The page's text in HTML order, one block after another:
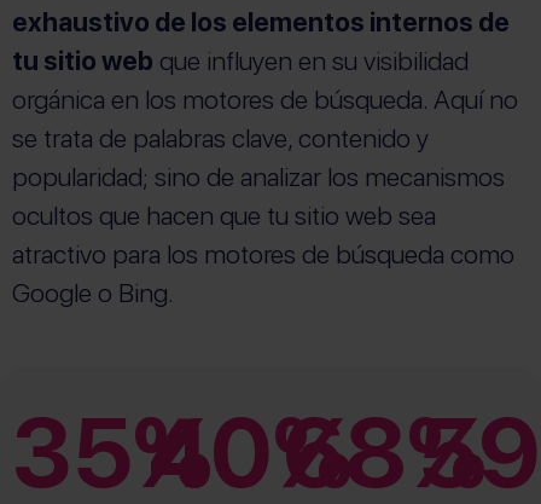
exhaustivo de los elementos internos de
tu sitio web que influyen en su visibilidad
orgánica en los motores de búsqueda. Aquí no
se trata de palabras clave, contenido y
popularidad; sino de analizar los mecanismos
ocultos que hacen que tu sitio web sea
atractivo para los motores de búsqueda como
Google o Bing.
35%
40%
68%
59